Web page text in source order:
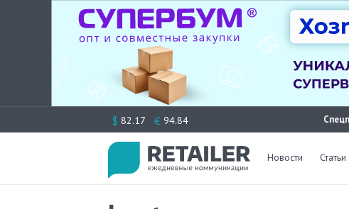
к
$ 82.17 € 94.84
Новости Статьи